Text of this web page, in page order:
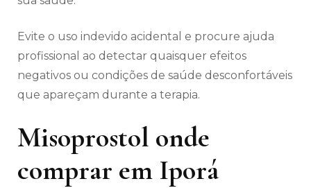
Evite o uso indevido acidental e procure ajuda
profissional ao detectar quaisquer efeitos
negativos ou condições de saúde desconfortáveis
​​que apareçam durante a terapia.
Misoprostol onde
comprar em Iporá